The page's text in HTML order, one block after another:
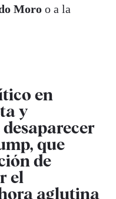
Moro o a la
en
y
que
de
el
aglutina